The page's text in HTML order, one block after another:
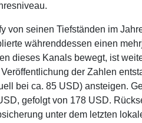
von seinen Tiefständen im
währenddessen einen
dieses Kanals bewegt, ist
der Zahlen
bei ca. 85 USD) ansteigen.
gefolgt von 178 USD.
unter dem letzten